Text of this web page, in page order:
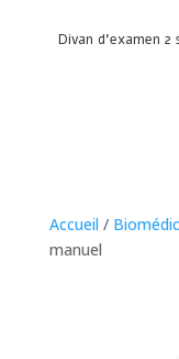
Divan d’examen 2
Accueil /
manuel